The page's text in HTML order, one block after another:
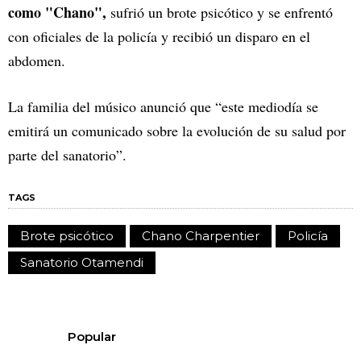
como "Chano", sufrió un brote psicótico y se enfrentó
con oficiales de la policía y recibió un disparo en el
abdomen.
La familia del músico anunció que “este mediodía se
emitirá un comunicado sobre la evolución de su salud por
parte del sanatorio”.
TAGS
Brote psicótico Chano Charpentier
Policía
Sanatorio Otamendi
Popular